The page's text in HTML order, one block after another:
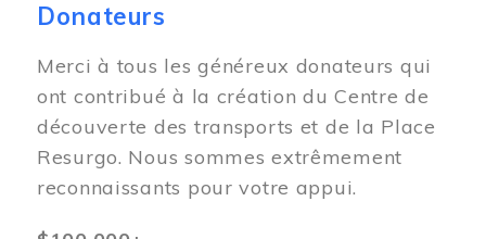
Donateurs
Merci à tous les généreux donateurs qui
ont contribué à la création du Centre de
découverte des transports et de la Place
Resurgo. Nous sommes extrêmement
reconnaissants pour votre appui.